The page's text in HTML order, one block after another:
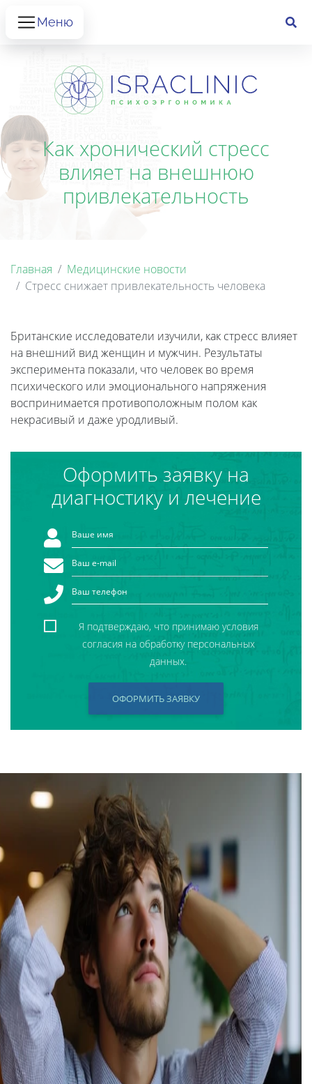
Меню
Как хронический стресс
влияет на внешнюю
привлекательность
Главная
Медицинские новости
Стресс снижает привлекательность человека
Британские исследователи изучили, как стресс влияет
на внешний вид женщин и мужчин. Результаты
эксперимента показали, что человек во время
психического или эмоционального напряжения
воспринимается противоположным полом как
некрасивый и даже уродливый.
Оформить заявку на
диагностику и лечение
Я подтверждаю, что принимаю условия
согласия на обработку персональных
данных.
ОФОРМИТЬ ЗАЯВКУ